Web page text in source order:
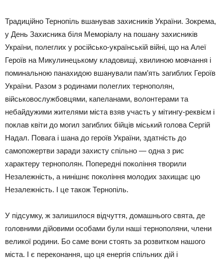
Традиційно Тернопіль вшанував захисників України. Зокрема,
у День Захисника біля Меморіалу на пошану захисників
України, полеглих у російсько-українській війні, що на Алеї
Героїв на Микулинецькому кладовищі, хвилиною мовчання і
поминальною панахидою вшанували пам’ять загиблих Героїв
України. Разом з родинами полеглих тернополян,
військовослужбовцями, капеланами, волонтерами та
небайдужими жителями міста взяв участь у мітингу-реквієм і
поклав квіти до могил загиблих бійців міський голова Сергій
Надал. Повага і шана до героїв України, здатність до
самопожертви заради захисту спільно — одна з рис
характеру тернополян. Попередні покоління творили
Незалежність, а нинішнє покоління молодих захищає цю
Незалежність. І це також Тернопіль.
У підсумку, ж залишилося відчуття, домашнього свята, де
головними дійовими особами були наші тернополяни, члени
великої родини. Бо саме вони стоять за розвитком нашого
міста. І є переконання, що ця енергія спільних дій і